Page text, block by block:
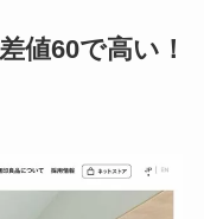
値60で高い！